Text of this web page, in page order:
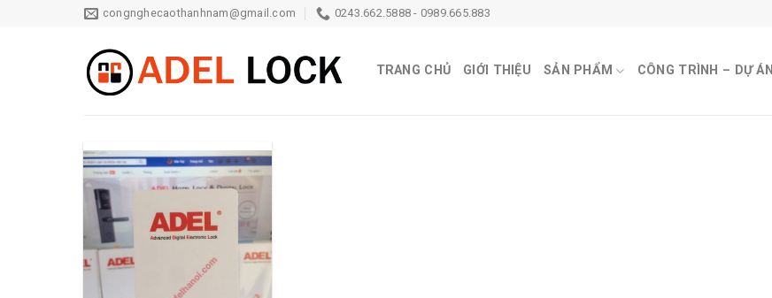
congnghecaothanhnam@gmail.com 0243.662.5888 - 0989.665.883
TRANG CHỦ GIỚI THIỆU SẢN PHẨM CÔNG TRÌNH – DỰ ÁN